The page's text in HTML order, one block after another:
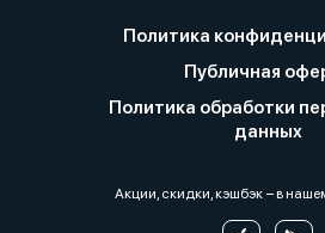
Политика
Публичная
Политика обработки
данных
Акции, скидки, кэшбэк − в